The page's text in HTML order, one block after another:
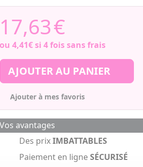
17,63€
ou 4,41€si 4 fois sans frais
AJOUTER AU PANIER
Ajouter à mes favoris
Vos avantages
Des prixIMBATTABLES
Paiement en ligneSÉCURISÉ